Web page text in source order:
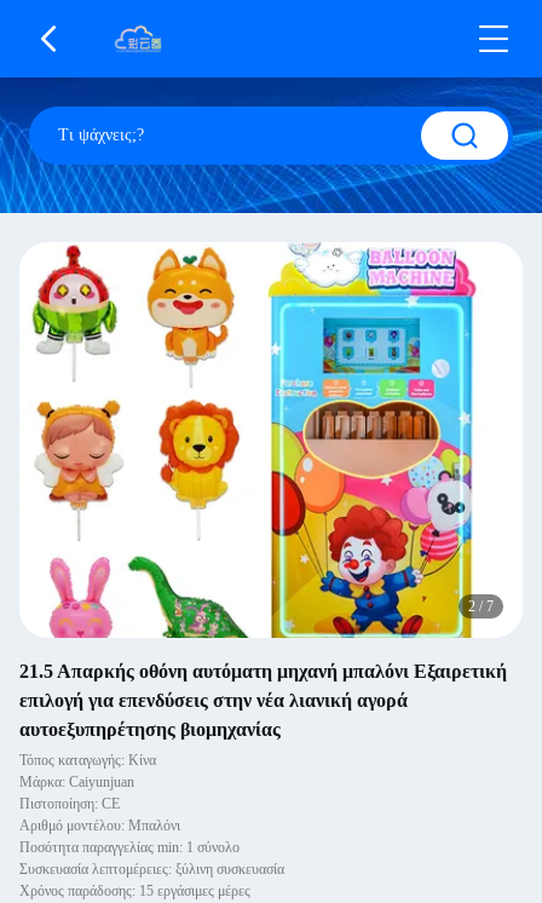
2 / 7
21.5 Απαρκής οθόνη αυτόματη μηχανή μπαλόνι Εξαιρετική
επιλογή για επενδύσεις στην νέα λιανική αγορά
αυτοεξυπηρέτησης βιομηχανίας
Τόπος καταγωγής: Κίνα
Μάρκα: Caiyunjuan
Πιστοποίηση: CE
Αριθμό μοντέλου: Μπαλόνι
Ποσότητα παραγγελίας min: 1 σύνολο
Συσκευασία λεπτομέρειες: ξύλινη συσκευασία
Χρόνος παράδοσης: 15 εργάσιμες μέρες